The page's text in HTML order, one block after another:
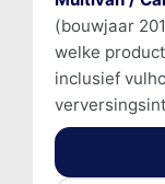
(bouwjaar
welke
inclusief